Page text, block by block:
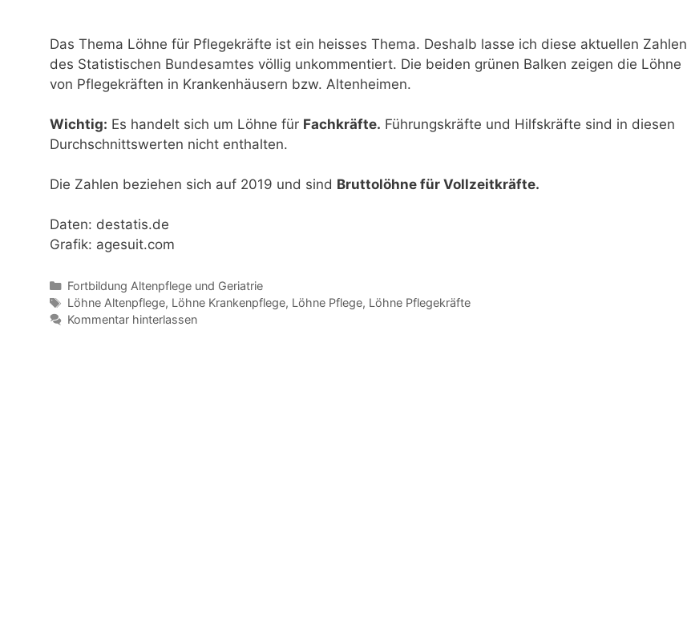
Das Thema Löhne für Pflegekräfte ist ein heisses Thema. Deshalb lasse ich diese aktuellen Zahlen
des Statistischen Bundesamtes völlig unkommentiert. Die beiden grünen Balken zeigen die Löhne
von Pflegekräften in Krankenhäusern bzw. Altenheimen.
Wichtig: Es handelt sich um Löhne für Fachkräfte. Führungskräfte und Hilfskräfte sind in diesen
Durchschnittswerten nicht enthalten.
Die Zahlen beziehen sich auf 2019 und sind Bruttolöhne für Vollzeitkräfte.
Daten: destatis.de
Grafik: agesuit.com
Kategorien
Fortbildung Altenpflege und Geriatrie
Schlagwörter
Löhne Altenpflege, Löhne Krankenpflege, Löhne Pflege, Löhne Pflegekräfte
Kommentar hinterlassen